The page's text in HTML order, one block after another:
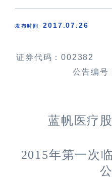
发布时间 2017.07.26
证券代码：002382
公告编号
蓝帆医疗
2015年第一次